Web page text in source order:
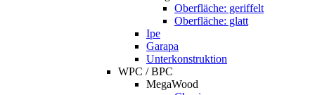
Oberfläche: geriffelt
Oberfläche: glatt
Ipe
Garapa
Unterkonstruktion
WPC / BPC
MegaWood